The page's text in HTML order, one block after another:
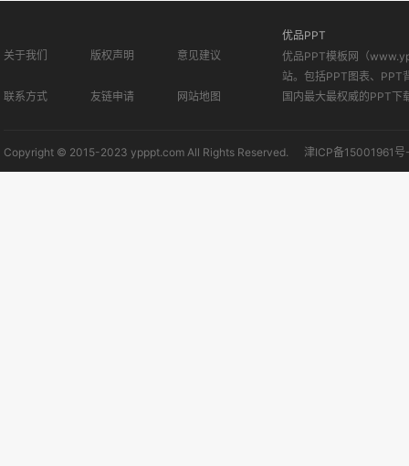
关于我们 版权声明 意见建议
联系方式 友链申请 网站地图
优品PPT
优品PPT模板网（
站。包括PPT图表、PPT
国内最大最权威的PPT下
Copyright © 2015-2023 ypppt.com All Rights Reserved. 津ICP备15001961号